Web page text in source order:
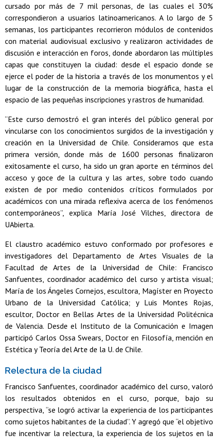
cursado por más de 7 mil personas, de las cuales el 30%
correspondieron a usuarios latinoamericanos. A lo largo de 5
semanas, los participantes recorrieron módulos de contenidos
con material audiovisual exclusivo y realizaron actividades de
discusión e interacción en foros, donde abordaron las múltiples
capas que constituyen la ciudad: desde el espacio donde se
ejerce el poder de la historia a través de los monumentos y el
lugar de la construcción de la memoria biográfica, hasta el
espacio de las pequeñas inscripciones y rastros de humanidad.
“Este curso demostró el gran interés del público general por
vincularse con los conocimientos surgidos de la investigación y
creación en la Universidad de Chile. Consideramos que esta
primera versión, donde más de 1600 personas finalizaron
exitosamente el curso, ha sido un gran aporte en términos del
acceso y goce de la cultura y las artes, sobre todo cuando
existen de por medio contenidos críticos formulados por
académicos con una mirada reflexiva acerca de los fenómenos
contemporáneos”, explica María José Vilches, directora de
UAbierta.
El claustro académico estuvo conformado por profesores e
investigadores del Departamento de Artes Visuales de la
Facultad de Artes de la Universidad de Chile: Francisco
Sanfuentes, coordinador académico del curso y artista visual;
María de los Ángeles Cornejos, escultora, Magíster en Proyecto
Urbano de la Universidad Católica; y Luis Montes Rojas,
escultor, Doctor en Bellas Artes de la Universidad Politécnica
de Valencia. Desde el Instituto de la Comunicación e Imagen
participó Carlos Ossa Swears, Doctor en Filosofía, mención en
Estética y Teoría del Arte de la U. de Chile.
Relectura de la ciudad
Francisco Sanfuentes, coordinador académico del curso, valoró
los resultados obtenidos en el curso, porque, bajo su
perspectiva, “se logró activar la experiencia de los participantes
como sujetos habitantes de la ciudad”. Y agregó que “el objetivo
fue incentivar la relectura, la experiencia de los sujetos en la